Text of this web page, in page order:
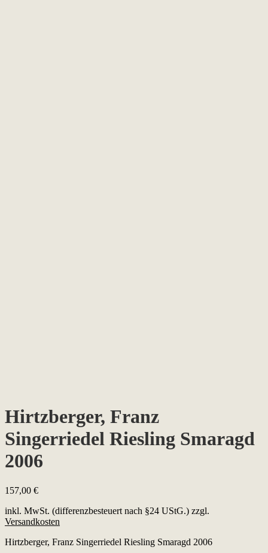
Hirtzberger, Franz
Singerriedel Riesling Smaragd
2006
157,00 €
inkl. MwSt. (differenzbesteuert nach §24 UStG.) zzgl.
Versandkosten
Hirtzberger, Franz Singerriedel Riesling Smaragd 2006